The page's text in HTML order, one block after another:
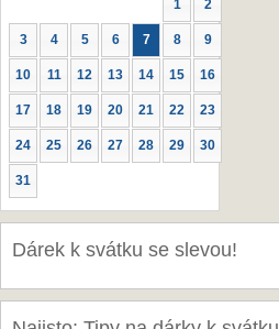
1 2
3 4 5 6 7 8 9
10 11 12 13 14 15 16
17 18 19 20 21 22 23
24 25 26 27 28 29 30
31
Dárek k svátku se slevou!